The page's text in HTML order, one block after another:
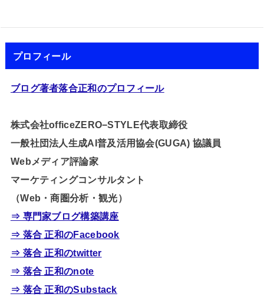
プロフィール
ブログ著者落合正和のプロフィール
株式会社officeZERO−STYLE代表取締役
一般社団法人生成AI普及活用協会(GUGA) 協議員
Webメディア評論家
マーケティングコンサルタント
（Web・商圏分析・観光）
⇒ 専門家ブログ構築講座
⇒ 落合 正和のFacebook
⇒ 落合 正和のtwitter
⇒ 落合 正和のnote
⇒ 落合 正和のSubstack